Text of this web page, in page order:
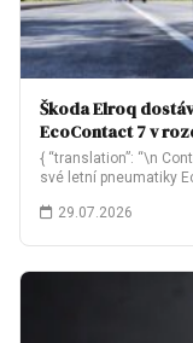
Škoda Elroq
EcoContact 7 v
{ “translation”: “\n
své letní pneumatiky
29.07.2026